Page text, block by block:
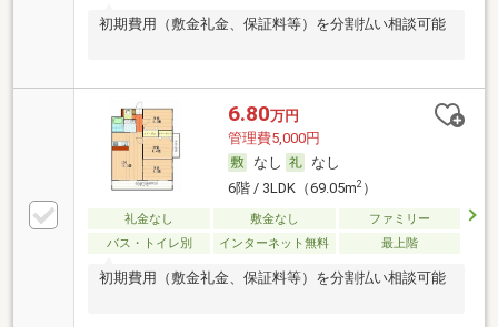
初期費用（敷金礼金、保証料等）を分割払い相談可能
6.80万円
管理費5,000円
なし
なし
6階 / 3LDK（69.05m2）
礼金なし 敷金なし
ファミリー
バス・トイレ別
インターネット無料 最上階
初期費用（敷金礼金、保証料等）を分割払い相談可能